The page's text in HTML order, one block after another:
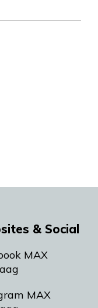
& Social
MAX
MAX